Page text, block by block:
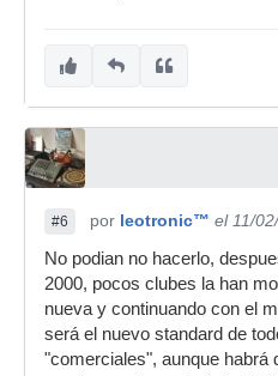
#6 por leotronic™ el 11/
No podian no hacerlo,
2000, pocos clubes la han
nueva y continuando con el
será el nuevo standard de
"comerciales", aunque habrá